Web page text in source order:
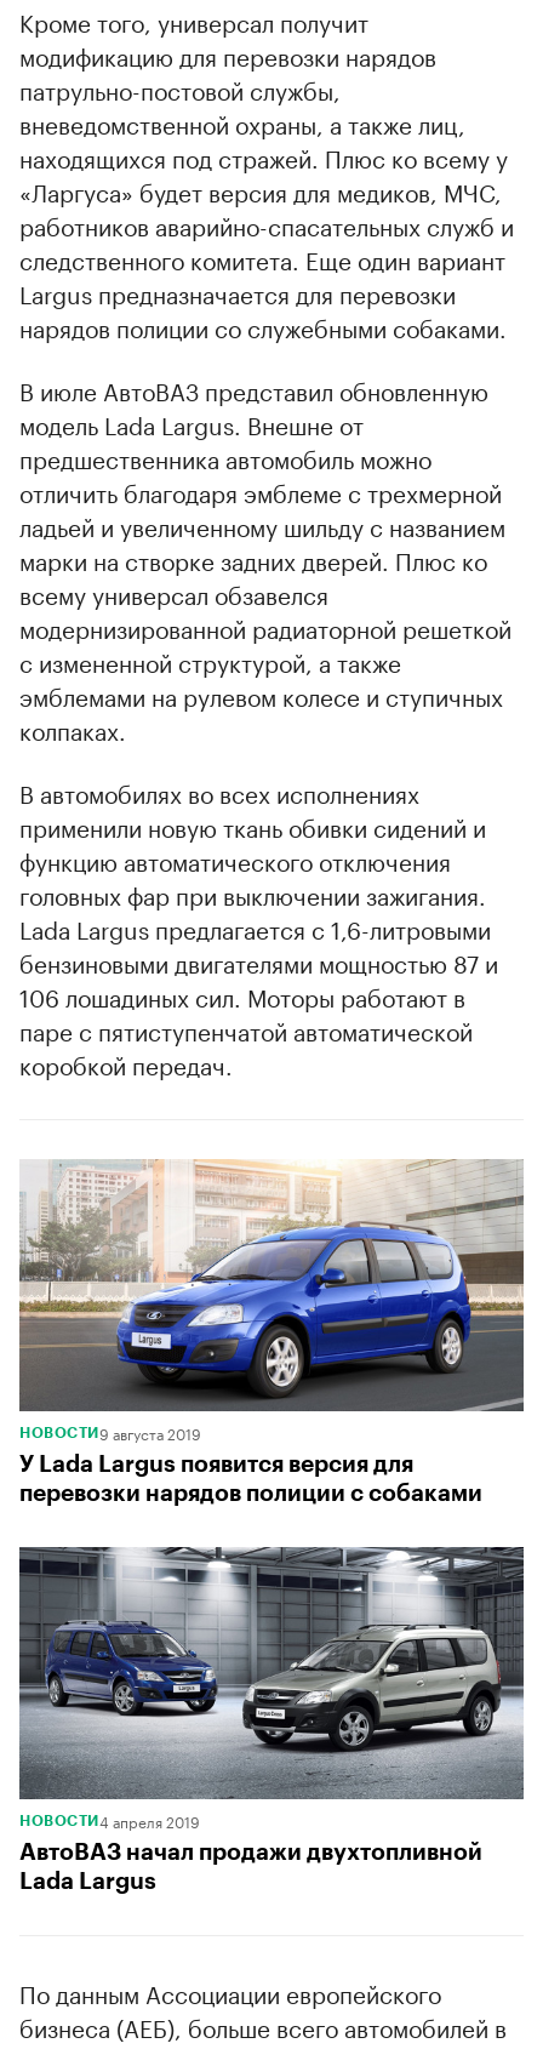
00:00 / 00:00
Кроме того, универсал получит
модификацию для перевозки нарядов
патрульно-постовой службы,
вневедомственной охраны, а также лиц,
находящихся под стражей. Плюс ко всему у
«Ларгуса» будет версия для медиков, МЧС,
работников аварийно-спасательных служб и
следственного комитета. Еще один вариант
Largus предназначается для перевозки
нарядов полиции со служебными собаками.
В июле АвтоВАЗ представил обновленную
модель Lada Largus. Внешне от
предшественника автомобиль можно
отличить благодаря эмблеме с трехмерной
ладьей и увеличенному шильду с названием
марки на створке задних дверей. Плюс ко
всему универсал обзавелся
модернизированной радиаторной решеткой
с измененной структурой, а также
эмблемами на рулевом колесе и ступичных
колпаках.
В автомобилях во всех исполнениях
применили новую ткань обивки сидений и
функцию автоматического отключения
головных фар при выключении зажигания.
Lada Largus предлагается с 1,6-литровыми
бензиновыми двигателями мощностью 87 и
106 лошадиных сил. Моторы работают в
паре с пятиступенчатой автоматической
коробкой передач.
НОВОСТИ 9 августа 2019
У Lada Largus появится версия для
перевозки нарядов полиции с собаками
НОВОСТИ 4 апреля 2019
АвтоВАЗ начал продажи двухтопливной
Lada Largus
По данным Ассоциации европейского
бизнеса (АЕБ), больше всего автомобилей в